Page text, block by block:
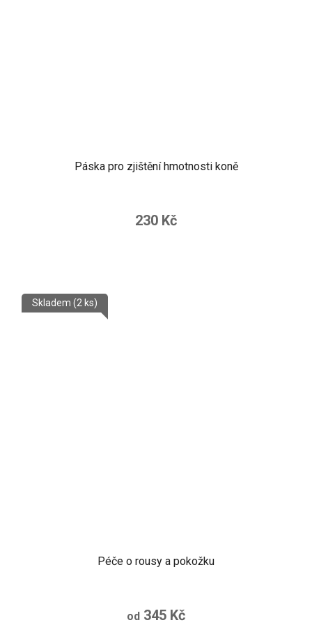
Páska pro zjištění hmotnosti koně
230 Kč
Péče o rousy a pokožku
Skladem (2 ks)
od 345 Kč